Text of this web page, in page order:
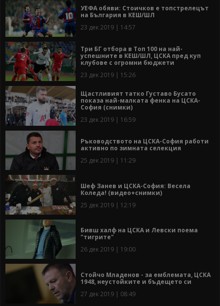
УЕФА обяви: Стоичков е топстрелецът
на България в КЕШ/ШЛ
23 дек 2019 | 14:57
Три БГ отбора в Топ 100 на най-
успешните в КЕШ/ШЛ, ЦСКА пред куп
клубове с огромни бюджети
23 дек 2019 | 15:26
Щастливият татко Густаво Бусато
показа най-малката фенка на ЦСКА-
София (снимки)
23 дек 2019 | 16:59
Ръководството на ЦСКА-София работи
активно по зимната селекция
25 дек 2019 | 11:29
Шеф Занев и ЦСКА-София: Весела
Коледа! (видео+снимки)
25 дек 2019 | 12:19
Бивш халф на ЦСКА и Левски поема
"тигрите"
26 дек 2019 | 19:00
Стойчо Младенов - за емблемата, ЦСКА
1948, неустойките и бъдещето си
27 дек 2019 | 08:49